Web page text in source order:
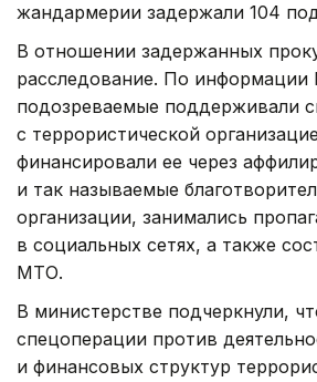
жандармерии задержали 104
В отношении задержанных
расследование. По
подозреваемые поддерживали
с террористической
финансировали ее через
и так называемые
организации, занимались
в социальных сетях, а также
МТО.
В министерстве подчеркнули,
спецоперации против
и финансовых структур